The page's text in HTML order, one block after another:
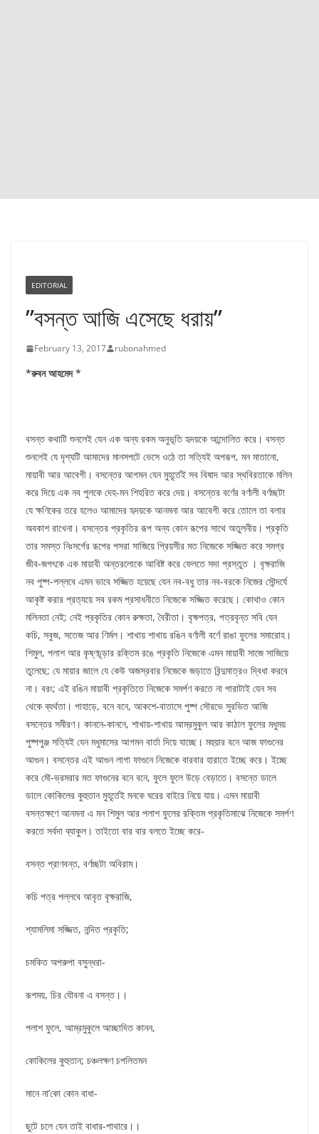
EDITORIAL
”বসন্ত আজি এসেছে ধরায়”
February 13, 2017 rubonahmed
*রুবন আহমেদ *
বসন্ত কথাটি শুনলেই যেন এক অন্য রকম অনুভূতি হৃদয়কে আন্দোলিত করে। বসন্ত
শুনলেই যে দৃশ্যটি আমাদের মানসপটে ভেসে ওঠে তা সত্যিই অপরূপ, মন মাতানো,
মায়াবী আর আবেগী। বসন্তের আগমন যেন মুহূর্তেই সব বিষাদ আর স্থবিরতাকে মলিন
করে দিয়ে এক নব পুলকে দেহ-মন শিহরিত করে দেয়। বসন্তের বর্ণের বর্ণালী বর্ণচ্ছটা
যে ক্ষণিকের তরে হলেও আমাদের হৃদয়কে আনমনা আর আবেগী করে তোলে তা বলার
অবকাশ রাখেনা। বসন্তের প্রকৃতির রূপ অন্য কোন রূপের সাথে অতুলনীয়। প্রকৃতি
তার সমস্ত নিঃসর্গের রূপের পসরা সাজিয়ে প্রিয়সীর মত নিজেকে সজ্জিত করে সমগ্র
জীব-জগৎকে এক মায়াবী অন্তরলোকে আবিষ্ট করে ফেলতে সদা প্রস্তুত । বৃক্ষরাজি
নব পুষ্প-পল্লবে এমন ভাবে সজ্জিত হয়েছে যেন নব-বধু তার নব-বরকে নিজের সৌন্দর্যে
আকৃষ্ট করার প্রত্যয়ে সব রকম প্রসাধনীতে নিজেকে সজ্জিত করেছে। কোথাও কোন
মলিনতা নেই; নেই প্রকৃতির কোন রুক্ষতা, বৈরীতা। বৃক্ষপত্র, পত্রবৃন্ত সবি যেন
কচি, সবুজ, সতেজ আর ণির্মল। শাখায় শাখায় রঙিন বর্ণালী বর্ণে রাঙা ফুলের সমারোহ।
শিমুল, পলাশ আর কৃষ্ণচূড়ার রক্তিম রঙে প্রকৃতি নিজেকে এমন মায়াবী সাজে সাজিয়ে
তুলেছে; যে মায়ার জালে যে কেউ অজস্রবার নিজেকে জড়াতে বিন্দুমাত্রও দ্বিধা করবে
না। বরং; এই রঙিন মায়াবী প্রকৃতিতে নিজেকে সমর্পণ করতে না পারাটাই যেন সব
থেকে ব্যর্থতা। পাহাড়ে, বনে বনে, আকশে-বাতাসে পুষ্প সৌরভে সুরভিত আজি
বসন্তের সমীরণ। কাননে-কাননে, শাখায়-শাখায় আম্রমুকুল আর কাঠাল ফুলের মধুময়
পুষ্পপুঞ্জ সত্যিই যেন মধুমাসের আগমন বার্তা দিয়ে যাচ্ছে। মহুয়ার বনে আজ ফাগুনের
আগুন। বসন্তের এই আগুন লাগা ফাগুনে নিজেকে বারবার হারাতে ইচ্ছে করে। ইচ্ছে
করে মৌ-ভ্রমরার মত ফাগুনের বনে বনে, ফুলে ফুলে উড়ে বেড়াতে। বসন্তে ডালে
ডালে কোকিলের কুহুতান মুহূর্তেই মনকে ঘরের বাইরে নিয়ে যায়। এমন মায়াবী
বসন্তক্ষণে আনমনা এ মন শিমুল আর পলাশ ফুলের রক্তিম প্রকৃতিমাঝে নিজেকে সমর্পণ
করতে সর্বদা ব্যাকুল। তাইতো বার বার বলতে ইচ্ছে করে-
বসন্ত প্রাণবন্ত, বর্ণচ্ছটা অবিরাম।
কচি পত্র পল্লবে আবৃত বৃক্ষরাজি,
শ্যামলিমা সজ্জিত, নন্দিত প্রকৃতি;
চমকিত অপরুপা বসুন্ধরা-
রূপময়, চির যৌবনা এ বসন্ত।।
পলাশ ফুলে, আম্রমুকুলে আচ্ছাদিত কানন,
কোকিলের কুহুতান; চঞ্চলক্ষণ চপলিতমন
মানে না’কো কোন বাধা-
ছুটে চলে যেন তাই বাধার-পাথারে।।